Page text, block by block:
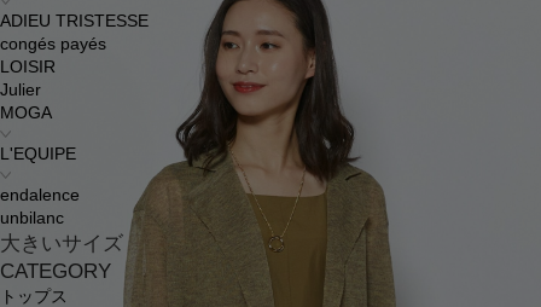
ADIEU TRISTESSE
congés payés
LOISIR
Julier
MOGA
L'EQUIPE
endalence
unbilanc
大きいサイズ
CATEGORY
トップス